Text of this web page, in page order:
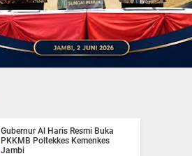
Gubernur Al Haris Resmi Buka
PKKMB Poltekkes Kemenkes
Jambi